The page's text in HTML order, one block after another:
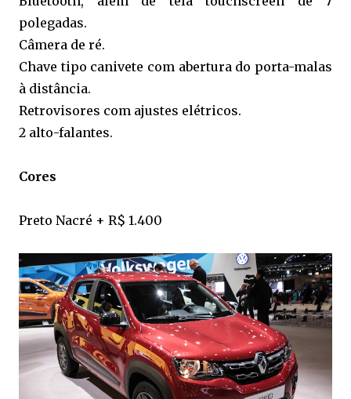
polegadas.
Câmera de ré.
Chave tipo canivete com abertura do porta-malas
à distância.
Retrovisores com ajustes elétricos.
2 alto-falantes.
Cores
Preto Nacré + R$ 1.400